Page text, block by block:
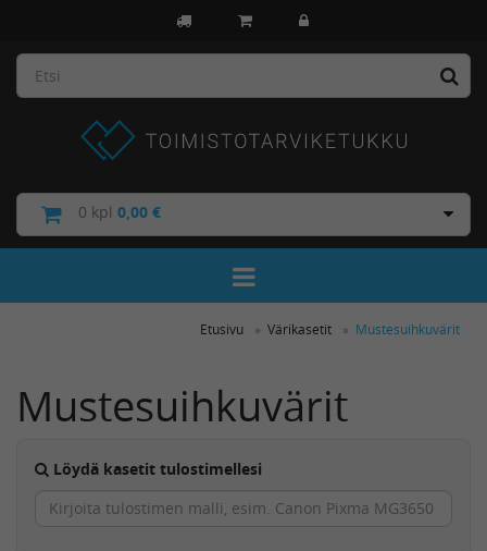
0 kpl 0,00 €
Toggle Navigation
Etusivu Värikasetit Mustesuihkuvärit
Mustesuihkuvärit
Löydä kasetit tulostimellesi